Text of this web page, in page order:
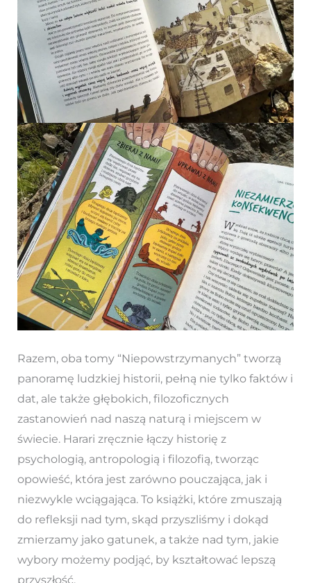
Razem, oba tomy “Niepowstrzymanych” tworzą
panoramę ludzkiej historii, pełną nie tylko faktów i
dat, ale także głębokich, filozoficznych
zastanowień nad naszą naturą i miejscem w
świecie. Harari zręcznie łączy historię z
psychologią, antropologią i filozofią, tworząc
opowieść, która jest zarówno pouczająca, jak i
niezwykle wciągająca. To książki, które zmuszają
do refleksji nad tym, skąd przyszliśmy i dokąd
zmierzamy jako gatunek, a także nad tym, jakie
wybory możemy podjąć, by kształtować lepszą
przyszłość.